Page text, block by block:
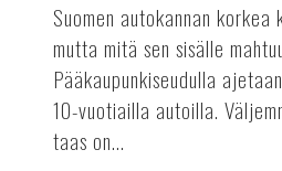
Suomen autokannan korkea
mutta mitä sen sisälle
Pääkaupunkiseudulla
10-vuotiailla autoilla.
taas on...